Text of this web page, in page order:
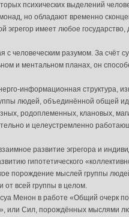
психических выделений
но обладают временно
эгрегор имеет любое
с человеческим разумом. За счёт
и ментальном планах, он
информационная структура,
людей, объединённой общей
родоплеменных, клановых,
и целеустремленно
развитие эгрегора и
гипотетического
порождение мыслей группы
от всей группы в целом.
Менон в работе «Общий очерк
или Сил, порождённых мыслями